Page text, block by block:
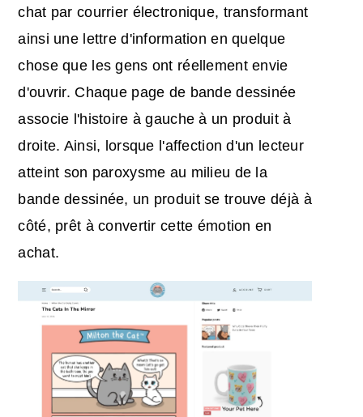
chat par courrier électronique, transformant
ainsi une lettre d'information en quelque
chose que les gens ont réellement envie
d'ouvrir. Chaque page de bande dessinée
associe l'histoire à gauche à un produit à
droite. Ainsi, lorsque l'affection d'un lecteur
atteint son paroxysme au milieu de la
bande dessinée, un produit se trouve déjà à
côté, prêt à convertir cette émotion en
achat.